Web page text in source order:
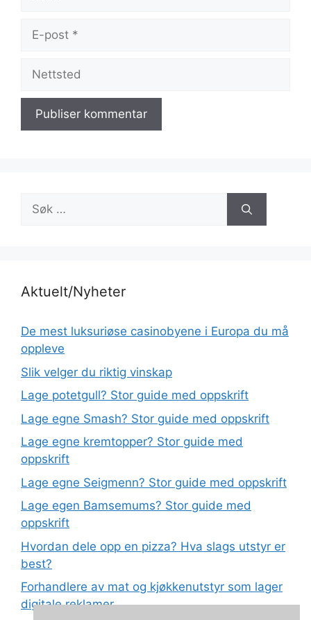
Nettsted
Søk
etter:
Aktuelt/Nyheter
De mest luksuriøse casinobyene i Europa du må
oppleve
Slik velger du riktig vinskap
Lage potetgull? Stor guide med oppskrift
Lage egne Smash? Stor guide med oppskrift
Lage egne kremtopper? Stor guide med
oppskrift
Lage egne Seigmenn? Stor guide med oppskrift
Lage egen Bamsemums? Stor guide med
oppskrift
Hvordan dele opp en pizza? Hva slags utstyr er
best?
Forhandlere av mat og kjøkkenutstyr som lager
digitale reklamer